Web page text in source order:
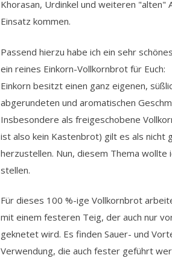
Khorasan, Urdinkel und weiteren "alten"
Einsatz kommen.
Passend hierzu habe ich ein sehr
ein reines Einkorn-Vollkornbrot für Euch:
Einkorn besitzt einen ganz eigenen,
abgerundeten und aromatischen
Insbesondere als freigeschobene
ist also kein Kastenbrot) gilt es als nicht
herzustellen. Nun, diesem Thema wollte
stellen.
Für dieses 100 %-ige Vollkornbrot
mit einem festeren Teig, der auch nur
geknetet wird. Es finden Sauer- und
Verwendung, die auch fester geführt